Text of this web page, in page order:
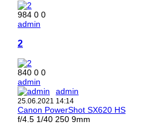
984 0 0
admin
2
840 0 0
admin
admin
25.06.2021 14:14
Canon PowerShot SX620 HS
f/4.5 1/40 250 9mm